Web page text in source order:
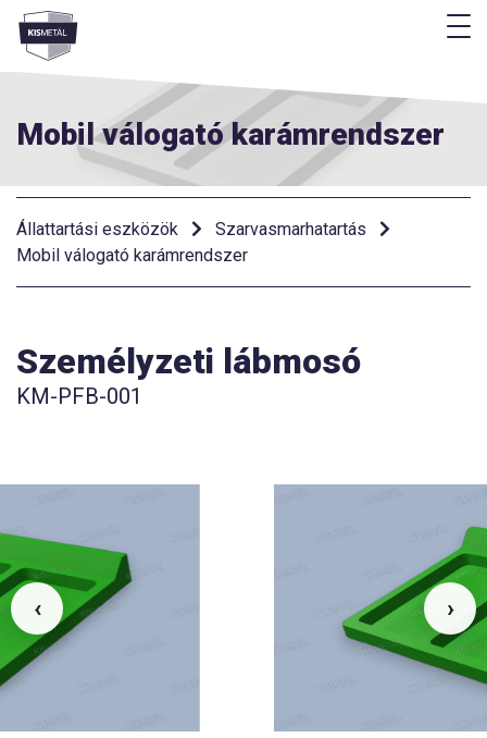
Menü
Mobil válogató karámrendszer
Állattartási eszközök
Szarvasmarhatartás
Mobil válogató karámrendszer
Személyzeti lábmosó
KM-PFB-001
›
‹